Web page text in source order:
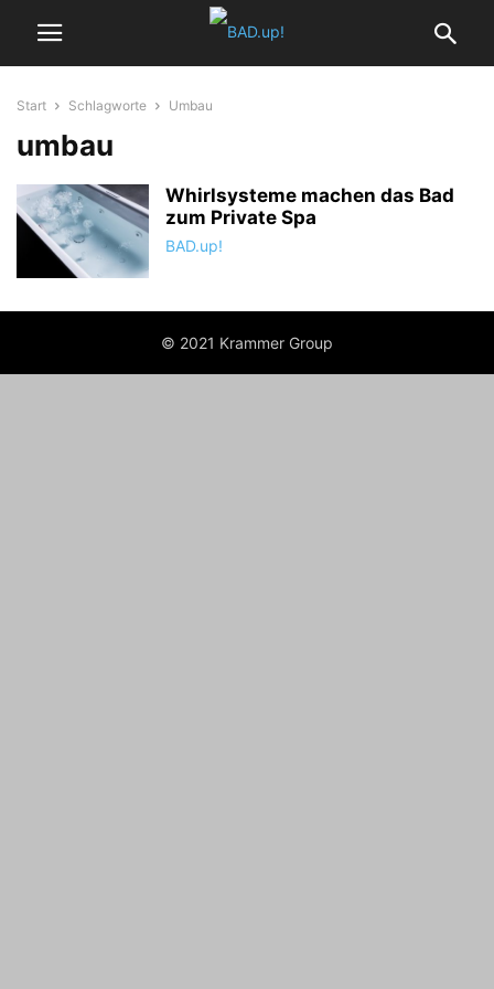
Start Schlagworte Umbau
umbau
Whirlsysteme machen das Bad
zum Private Spa
BAD.up!
© 2021 Krammer Group